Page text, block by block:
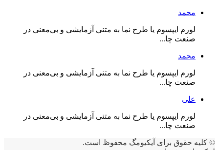
محمد
لورم ایپسوم یا طرح‌ نما به متنی آزمایشی و بی‌معنی در
صنعت چا...
محمد
لورم ایپسوم یا طرح‌ نما به متنی آزمایشی و بی‌معنی در
صنعت چا...
علی
لورم ایپسوم یا طرح‌ نما به متنی آزمایشی و بی‌معنی در
صنعت چا...
© کلیه حقوق برای آیکیومگ محفوظ است.